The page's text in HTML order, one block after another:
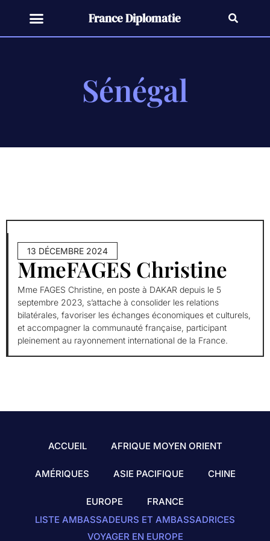
France Diplomatie
Sénégal
13 DÉCEMBRE 2024
MmeFAGES Christine
Mme FAGES Christine, en poste à DAKAR depuis le 5
septembre 2023, s’attache à consolider les relations
bilatérales, favoriser les échanges économiques et culturels,
et accompagner la communauté française, participant
pleinement au rayonnement international de la France.
ACCUEIL AFRIQUE MOYEN ORIENT
AMÉRIQUES ASIE PACIFIQUE CHINE
EUROPE
FRANCE
LISTE AMBASSADEURS ET AMBASSADRICES
VOYAGER EN EUROPE